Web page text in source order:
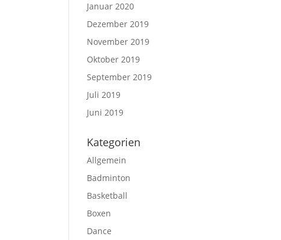
Januar 2020
Dezember 2019
November 2019
Oktober 2019
September 2019
Juli 2019
Juni 2019
Kategorien
Allgemein
Badminton
Basketball
Boxen
Dance